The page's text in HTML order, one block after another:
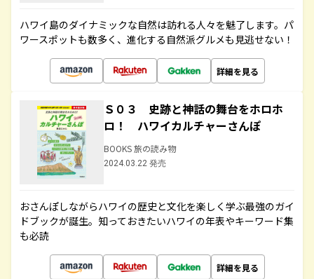
ハワイ島のダイナミックな自然は訪れる人々を魅了します。パ
ワースポットも数多く、進化する自然派グルメも見逃せない！
詳細を見る
Ｓ０３ 史跡と神話の舞台をホロホ
ロ！ ハワイカルチャーさんぽ
BOOKS 旅の読み物
2024.03.22 発売
おさんぽしながらハワイの歴史と文化を楽しく学ぶ最強のガイ
ドブックが誕生。知っておきたいハワイの年表やキーワード集
も必読
詳細を見る